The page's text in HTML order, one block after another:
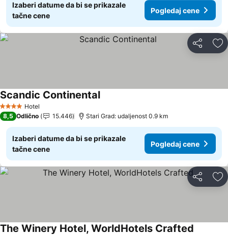
Izaberi datume da bi se prikazale
tačne cene
Pogledaj cene
Deli
4 ZvezdiceHotel
Scandic Continental
8,5 Odlično 15.446 Stari Grad: udaljenost 0.9 km
Izaberi datume da bi se prikazale
tačne cene
Pogledaj cene
Deli
The Winery Hotel, WorldHotels Crafted